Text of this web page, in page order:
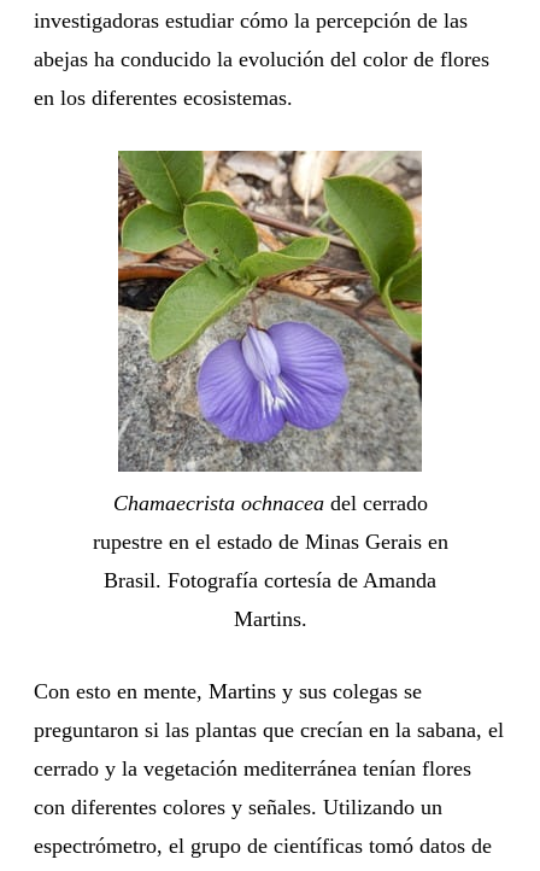
investigadoras estudiar cómo la percepción de las
abejas ha conducido la evolución del color de flores
en los diferentes ecosistemas.
Chamaecrista ochnacea del cerrado
rupestre en el estado de Minas Gerais en
Brasil. Fotografía cortesía de Amanda
Martins.
Con esto en mente, Martins y sus colegas se
preguntaron si las plantas que crecían en la sabana, el
cerrado y la vegetación mediterránea tenían flores
con diferentes colores y señales. Utilizando un
espectrómetro, el grupo de científicas tomó datos de